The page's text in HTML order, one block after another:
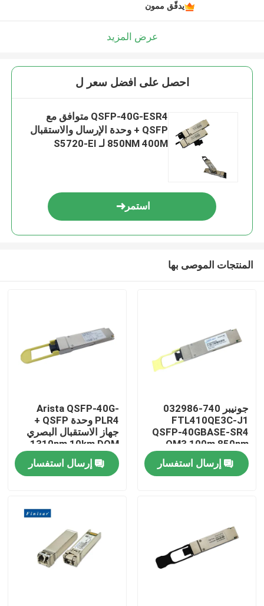
منتجات
معلومات عنا
مراقبة الجودة
يدقّق ممون
عرض المزيد
احصل على افضل سعر ل
QSFP-40G-ESR4 متوافق مع
QSFP + وحدة الإرسال والاستقبال
850NM 400M لـ S5720-EI
استمر
المنتجات الموصى بها
جونيبر 740-032986
FTL410QE3C-J1
QSFP-40GBASE-SR4
OM3 100m 850nm
معدات الألياف الضوئية
Finisarإرسال استفسار
Arista QSFP-40G-
PLR4 وحدة QSFP +
جهاز الاستقبال البصري
1310nm 10km DOM
MTP/MPO-12 SMF
إرسال استفسار